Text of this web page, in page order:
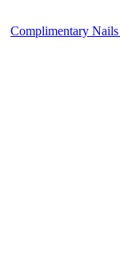
- מוצרי ציפורניים משלימים - Complimentary Nails